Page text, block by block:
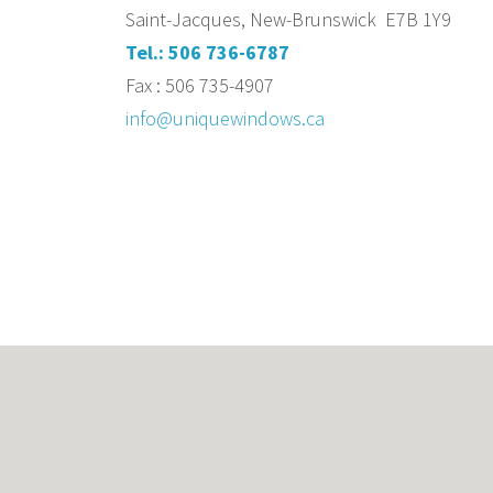
Saint-Jacques, New-Brunswick E7B 1Y9
Tel.: 506 736-6787
Fax : 506 735-4907
info@uniquewindows.ca